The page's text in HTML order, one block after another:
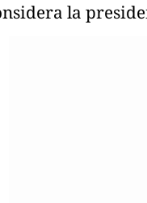
la